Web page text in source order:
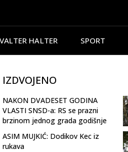
VALTER HALTER SPORT
IZDVOJENO
NAKON DVADESET GODINA
VLASTI SNSD-a: RS se prazni
brzinom jednog grada godišnje
ASIM MUJKIĆ: Dodikov Kec iz
rukava